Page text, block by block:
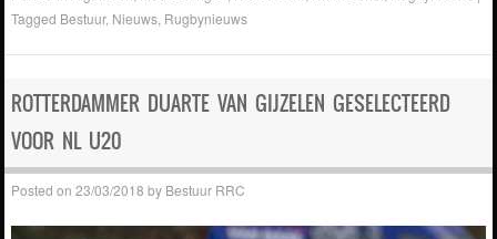
Tagged Bestuur, Nieuws Rugbynieuws
ROTTERDAMMER DUARTE VAN GIJZELEN GESELECTEERD
VOOR NL U20
Posted on23/03/2018 by Bestuur RRC